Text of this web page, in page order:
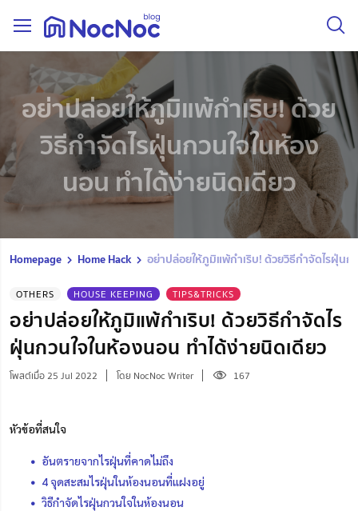
อย่าปล่อยให้ภูมิแพ้กำเริบ! ด้วย
วิธีกำจัดไรฝุ่นกวนใจในห้อง
นอน ทำได้ง่ายนิดเดียว
Homepage Home Hack อย่าปล่อยให้ภูมิแพ้กำเริบ! ด้วยวิธีกำจัดไรฝุ่นก
OTHERS HOUSE KEEPING TIPS&TRICKS
อย่าปล่อยให้ภูมิแพ้กำเริบ! ด้วยวิธีกำจัดไร
ฝุ่นกวนใจในห้องนอน ทำได้ง่ายนิดเดียว
โพสต์เมื่อ 25 Jul 2022 โดย NocNoc Writer 167
หัวข้อที่สนใจ
อันตรายจากไรฝุ่นที่คาดไม่ถึง
4 จุดสะสมไรฝุ่นในห้องนอนที่แฝงอยู่
วิธีกำจัดไรฝุ่นกวนใจในห้องนอน